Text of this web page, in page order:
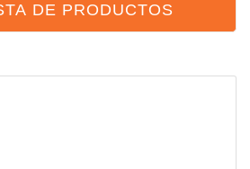
DE PRODUCTOS